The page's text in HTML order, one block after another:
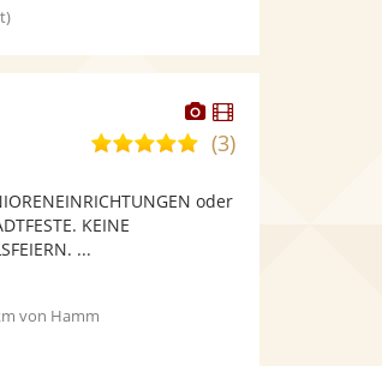
Dieser
Künstler
stellt
Fotos
bereit.
Dieser
Künstler
5,0
5
(3)
oder
KEINE
...
von Hamm